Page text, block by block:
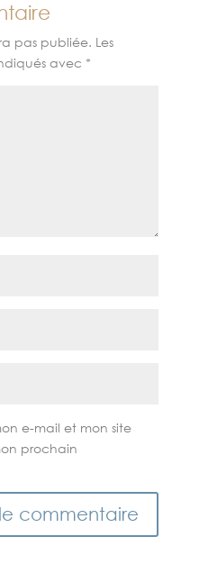
pas publiée. Les
avec *
e-mail et mon site
prochain